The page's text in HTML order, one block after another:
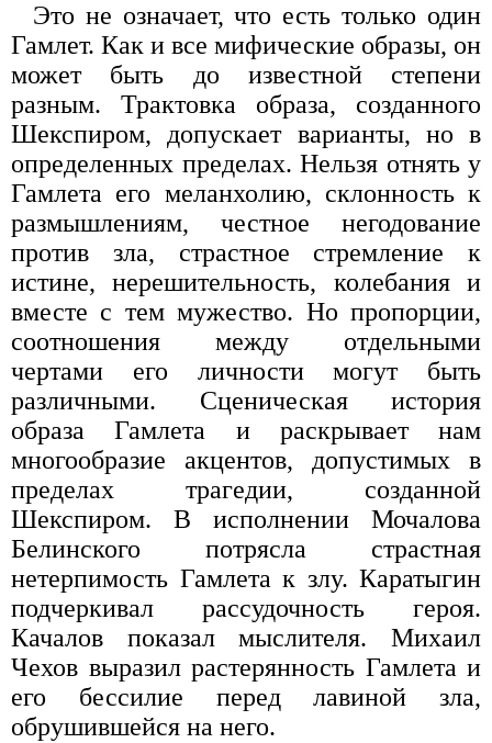
Это не означает, что есть только один
Гамлет. Как и все мифические образы, он
может быть до известной степени
разным. Трактовка образа, созданного
Шекспиром, допускает варианты, но в
определенных пределах. Нельзя отнять у
Гамлета его меланхолию, склонность к
размышлениям, честное негодование
против зла, страстное стремление к
истине, нерешительность, колебания и
вместе с тем мужество. Но пропорции,
соотношения между отдельными
чертами его личности могут быть
различными. Сценическая история
образа Гамлета и раскрывает нам
многообразие акцентов, допустимых в
пределах трагедии, созданной
Шекспиром. В исполнении Мочалова
Белинского потрясла страстная
нетерпимость Гамлета к злу. Каратыгин
подчеркивал рассудочность героя.
Качалов показал мыслителя. Михаил
Чехов выразил растерянность Гамлета и
его бессилие перед лавиной зла,
обрушившейся на него.